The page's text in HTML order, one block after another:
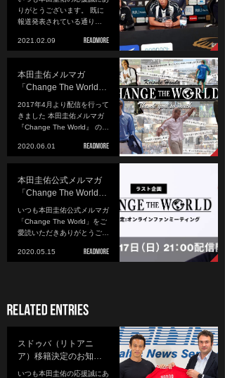
りがとうございます。 既に
報道発表されている通り…
2021.02.09
本田圭佑メルマガ
「Change The World…
2017年4月より配信を行って
きました 本田圭佑メルマガ
『Change The World』 の…
2020.06.01
本田圭佑公式メルマガ
「Change The World…
いつも本田圭佑公式メルマガ
「Change The World」をご
愛読いただきありがとうご…
2020.05.15
スドゥバ（リトアニ
ア）移籍決定のお知…
いつも本田圭佑の応援誠にあ